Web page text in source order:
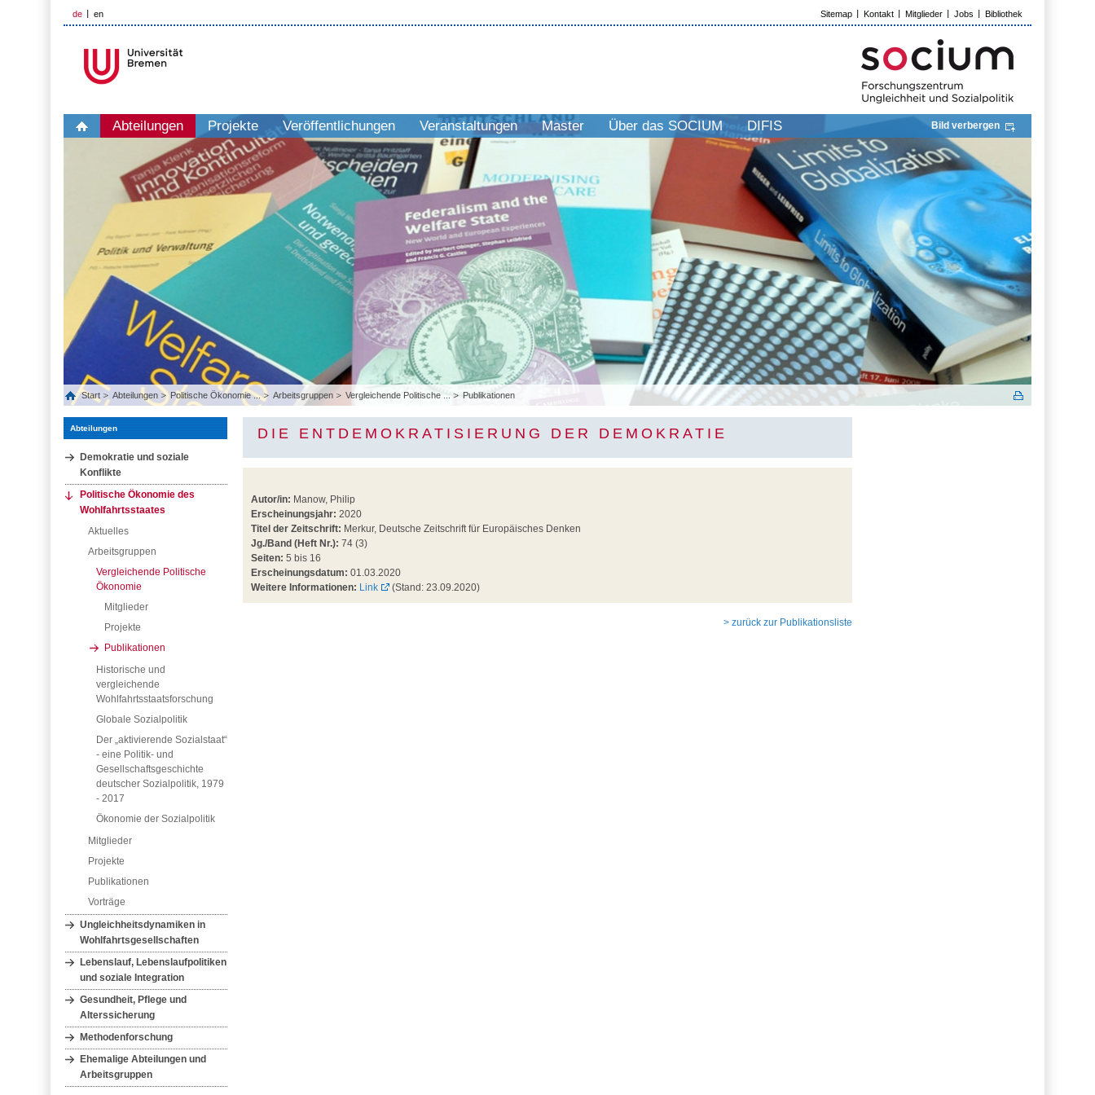
de en Sitemap Kontakt Mitglieder Jobs Bibliothek
Abteilungen Projekte Veröffentlichungen Veranstaltungen Master Über das SOCIUM DIFIS Bild verbergen
Start Abteilungen Politische Ökonomie ... Arbeitsgruppen Vergleichende Politische ... Publikationen
Abteilungen
Demokratie und soziale
Konflikte
Politische Ökonomie des
Wohlfahrtsstaates
Aktuelles
Arbeitsgruppen
Vergleichende Politische
Ökonomie
Mitglieder
Projekte
Publikationen
Historische und
vergleichende
Wohlfahrtsstaatsforschung
Globale Sozialpolitik
Der „aktivierende Sozialstaat“
- eine Politik- und
Gesellschaftsgeschichte
deutscher Sozialpolitik, 1979
- 2017
Ökonomie der Sozialpolitik
Mitglieder
Projekte
Publikationen
Vorträge
Ungleichheitsdynamiken in
Wohlfahrtsgesellschaften
Lebenslauf, Lebenslaufpolitiken
und soziale Integration
Gesundheit, Pflege und
Alterssicherung
Methodenforschung
Ehemalige Abteilungen und
Arbeitsgruppen
DIE ENTDEMOKRATISIERUNG DER DEMOKRATIE
Autor/in: Manow, Philip
Erscheinungsjahr: 2020
Titel der Zeitschrift: Merkur, Deutsche Zeitschrift für Europäisches Denken
Jg./Band (Heft Nr.): 74 (3)
Seiten: 5 bis 16
Erscheinungsdatum: 01.03.2020
Weitere Informationen: Link (Stand: 23.09.2020)
> zurück zur Publikationsliste